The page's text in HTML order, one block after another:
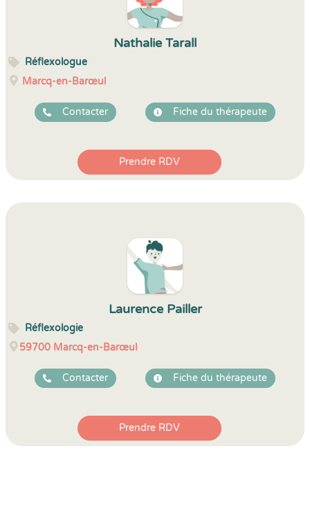
Nathalie Tarall
Réflexologue
Marcq-en-Barœul
Contacter Fiche du thérapeute
Prendre RDV
Laurence Pailler
Réflexologie
59700 Marcq-en-Barœul
Contacter Fiche du thérapeute
Prendre RDV